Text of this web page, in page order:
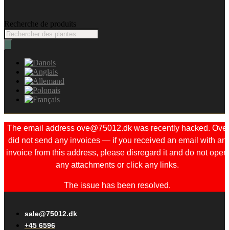
Recherche de produits
The email address ove@75012.dk was recently hacked. Ove
did not send any invoices — if you received an email with an
invoice from this address, please disregard it and do not open
any attachments or click any links.
The issue has been resolved.
sale@75012.dk
+45 6596